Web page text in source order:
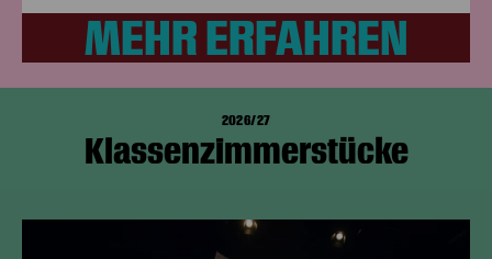
MEHR ERFAHREN
2026/27
Klassenzimmerstücke